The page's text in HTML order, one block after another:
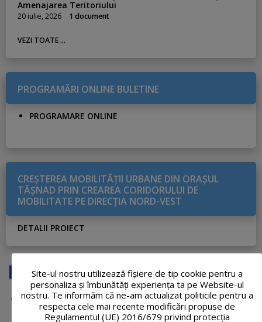
Amenajarea Teritoriului
20 iulie, 2026 1 document
VEZI TOATE ...
PROGRAMĂRI ONLINE BULETINE
PROGRAMARE ONLINE
CREŞTEREA MOBILITĂŢII URBANE DIN ORAŞUL
TĂŞNAD PRIN CREAREA CORIDORULUI DE
MOBILITATE PE DIRECŢIA NORD-VEST
DETALII PROIECT
Site-ul nostru utilizează fişiere de tip cookie pentru a
personaliza și îmbunătăți experiența ta pe Website-ul
nostru. Te informăm că ne-am actualizat politicile pentru a
respecta cele mai recente modificări propuse de
Regulamentul (UE) 2016/679 privind protecția